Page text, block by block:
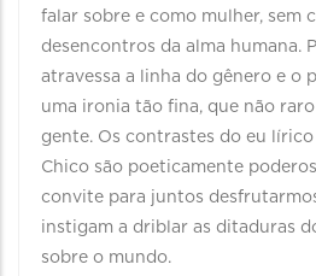
falar sobre e como mulher, sem
desencontros da alma humana.
atravessa a linha do gênero e o
uma ironia tão fina, que não
gente. Os contrastes do eu
Chico são poeticamente
convite para juntos
instigam a driblar as ditaduras
sobre o mundo.